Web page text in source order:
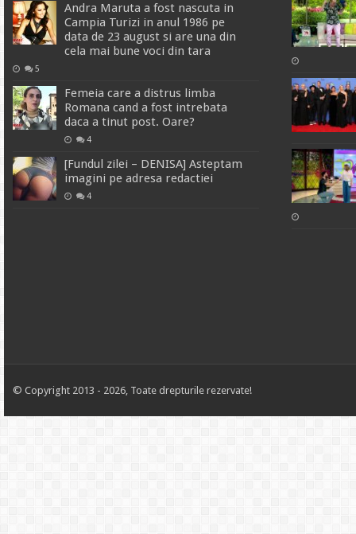
Andra Maruta a fost nascuta in
Campia Turizi in anul 1986 pe
data de 23 august si are una din
cela mai bune voci din tara
5
Femeia care a distrus limba
Romana cand a fost intrebata
daca a tinut post. Oare?
4
[Fundul zilei – DENISA] Asteptam
imagini pe adresa redactiei
4
© Copyright 2013 - 2026, Toate drepturile rezervate!